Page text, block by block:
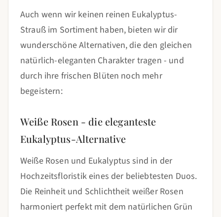
Auch wenn wir keinen reinen Eukalyptus-
Strauß im Sortiment haben, bieten wir dir
wunderschöne Alternativen, die den gleichen
natürlich-eleganten Charakter tragen - und
durch ihre frischen Blüten noch mehr
begeistern:
Weiße Rosen - die eleganteste
Eukalyptus-Alternative
Weiße Rosen und Eukalyptus sind in der
Hochzeitsfloristik eines der beliebtesten Duos.
Die Reinheit und Schlichtheit weißer Rosen
harmoniert perfekt mit dem natürlichen Grün